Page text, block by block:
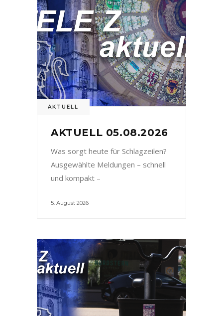
AKTUELL
AKTUELL 05.08.2026
Was sorgt heute für Schlagzeilen?
Ausgewählte Meldungen – schnell
und kompakt –
5. August 2026